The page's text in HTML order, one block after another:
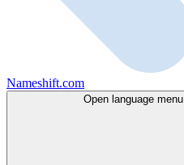
Nameshift.com
Open language menu